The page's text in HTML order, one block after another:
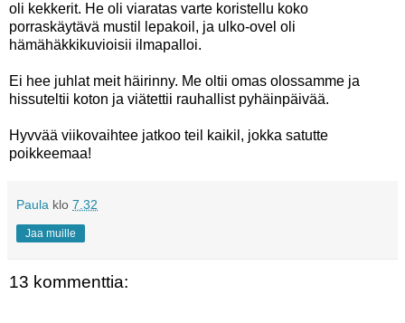
oli kekkerit. He oli viaratas varte koristellu koko
porraskäytävä mustil lepakoil, ja ulko-ovel oli
hämähäkkikuvioisii ilmapalloi.
Ei hee juhlat meit häirinny. Me oltii omas olossamme ja
hissuteltii koton ja viätettii rauhallist pyhäinpäivää.
Hyvvää viikovaihtee jatkoo teil kaikil, jokka satutte
poikkeemaa!
Paula klo 7.32
Jaa muille
13 kommenttia: